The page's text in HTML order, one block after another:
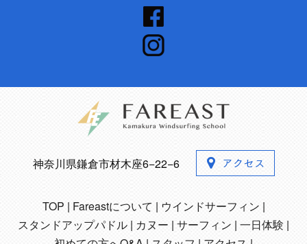
神奈川県鎌倉市材木座6−22−6
TOP Fareastについて
ウインドサーフィン
スタンドアップパドル
カヌー サーフィン 一日体験